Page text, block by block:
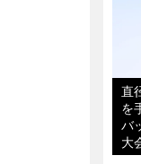
直
を
バ
大